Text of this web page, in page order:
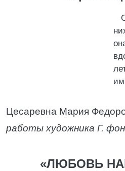
Цесаревна Мария
работы художника Г.
«ЛЮБОВЬ